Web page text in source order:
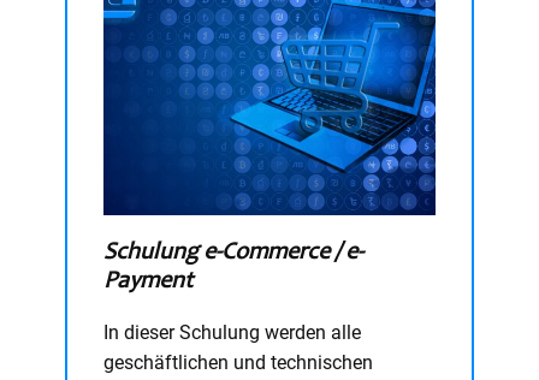
Schulung e-Commerce / e-
Payment
In dieser Schulung werden alle
geschäftlichen und technischen